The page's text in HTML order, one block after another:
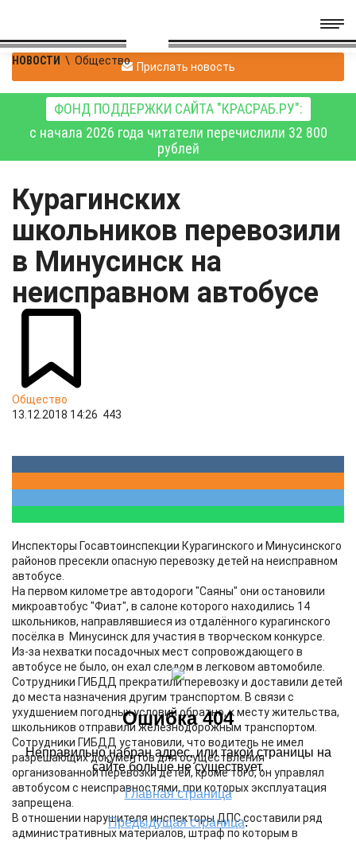
НОВОСТИ \ Общество Прислать новость
ФОНД ПОДДЕРЖКИ САЙТА "КРАСРАБ.РУ":
с начала 2026 года читатели перечислили 32 800
рублей
Курагинских
школьников перевозили
в Минусинск на
неисправном автобусе
Общество
13.12.2018 14:26 443
Инспекторы Госавтоинспекции Курагинского и Минусинского
районов пресекли опасную перевозку детей на неисправном
автобусе.
На первом километре автодороги "Саяны" они остановили
микроавтобус "Фиат", в салоне которого находились 14
школьников, направлявшиеся из отдалённого курагинского
посёлка в Минусинск для участия в творческом конкурсе.
Из-за нехватки посадочных мест сопровождающего в
автобусе не было, он ехал следом в легковом автомобиле.
Сотрудники ГИБДД прекратили перевозку и доставили детей
до места назначения другим транспортом. В связи с
ухудшением погодных условий обратно, к месту жительства,
школьников отправили железнодорожным транспортом.
Сотрудники ГИБДД установили, что водитель не имел
разрешающих документов для осуществления
организованной перевозки детей, кроме того, он управлял
автобусом с неисправностями, при которых эксплуатация
запрещена.
В отношении нарушителя инспекторы ДПС составили ряд
административных материалов, штраф по которым в